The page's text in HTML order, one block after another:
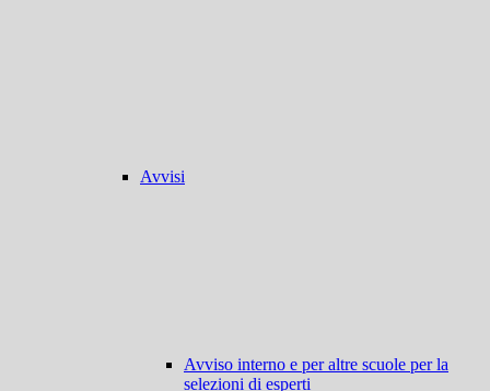
Avvisi
Avviso interno e per altre scuole per la
selezioni di esperti